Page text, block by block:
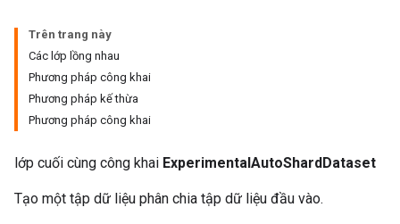
Trên trang này
Các lớp lồng nhau
Phương pháp công khai
Phương pháp kế thừa
Phương pháp công khai
lớp cuối cùng công khai ExperimentalAutoShardDataset
Tạo một tập dữ liệu phân chia tập dữ liệu đầu vào.